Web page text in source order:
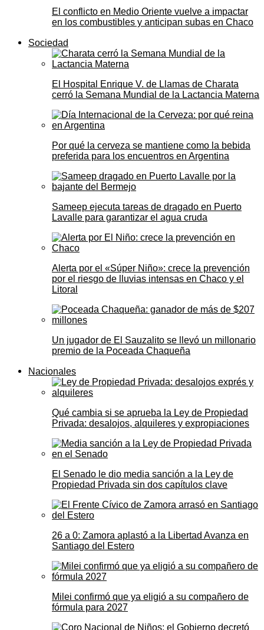
El conflicto en Medio Oriente vuelve a impactar
en los combustibles y anticipan subas en Chaco
Sociedad
El Hospital Enrique V. de Llamas de Charata
cerró la Semana Mundial de la Lactancia Materna
Por qué la cerveza se mantiene como la bebida
preferida para los encuentros en Argentina
Sameep ejecuta tareas de dragado en Puerto
Lavalle para garantizar el agua cruda
Alerta por el «Súper Niño»: crece la prevención
por el riesgo de lluvias intensas en Chaco y el
Litoral
Un jugador de El Sauzalito se llevó un millonario
premio de la Poceada Chaqueña
Nacionales
Qué cambia si se aprueba la Ley de Propiedad
Privada: desalojos, alquileres y expropiaciones
El Senado le dio media sanción a la Ley de
Propiedad Privada sin dos capítulos clave
26 a 0: Zamora aplastó a la Libertad Avanza en
Santiago del Estero
Milei confirmó que ya eligió a su compañero de
fórmula para 2027